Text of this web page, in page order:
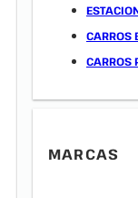
CARROS
CARROS
MARCAS